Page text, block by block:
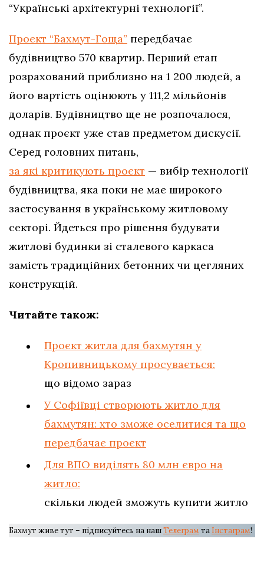
“Українські архітектурні технології”.
Проєкт “Бахмут-Гоща” передбачає
будівництво 570 квартир. Перший етап
розрахований приблизно на 1 200 людей, а
його вартість оцінюють у 111,2 мільйонів
доларів. Будівництво ще не розпочалося,
однак проєкт уже став предметом дискусії.
Серед головних питань,
за які критикують проєкт — вибір технології
будівництва, яка поки не має широкого
застосування в українському житловому
секторі. Йдеться про рішення будувати
житлові будинки зі сталевого каркаса
замість традиційних бетонних чи цегляних
конструкцій.
Читайте також:
Проєкт житла для бахмутян у
Кропивницькому просувається:
що відомо зараз
У Софіївці створюють житло для
бахмутян: хто зможе оселитися та що
передбачає проєкт
Для ВПО виділять 80 млн євро на
житло:
скільки людей зможуть купити житло
Бахмут живе тут – підписуйтесь на нашТелеграм та Інстаграм!